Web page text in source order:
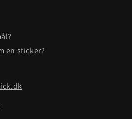
en sticker?